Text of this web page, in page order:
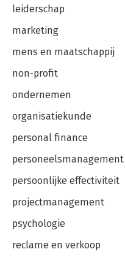
leiderschap
marketing
mens en maatschappij
non-profit
ondernemen
organisatiekunde
personal finance
personeelsmanagement
persoonlijke effectiviteit
projectmanagement
psychologie
reclame en verkoop